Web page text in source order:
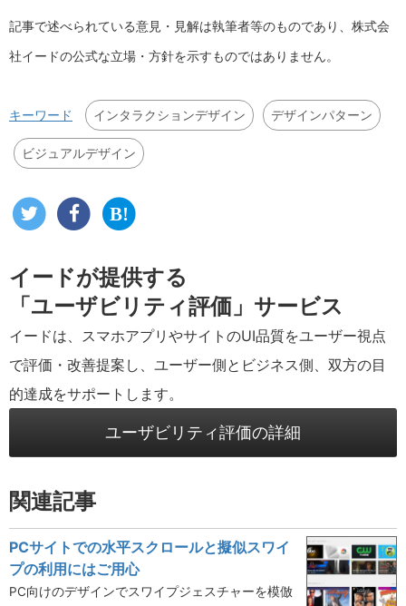
記事で述べられている意見・見解は執筆者等のものであり、株式会
社イードの公式な立場・方針を示すものではありません。
キーワード インタラクションデザイン デザインパターン
ビジュアルデザイン
イードが提供する
「ユーザビリティ評価」サービス
イードは、スマホアプリやサイトのUI品質をユーザー視点
で評価・改善提案し、ユーザー側とビジネス側、双方の目
的達成をサポートします。
ユーザビリティ評価の詳細
関連記事
PCサイトでの水平スクロールと擬似スワイ
プの利用にはご用心
PC向けのデザインでスワイプジェスチャーを模倣